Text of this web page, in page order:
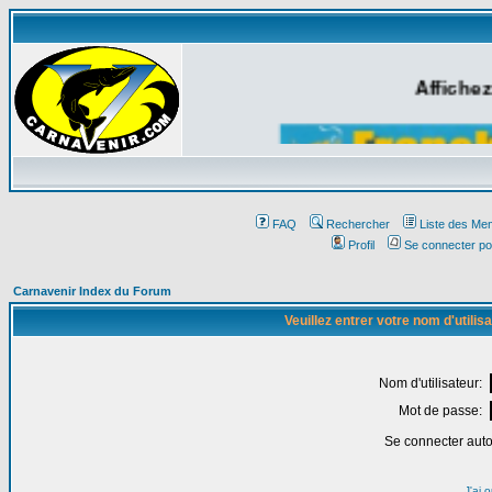
FAQ Rechercher
Liste des
Profil
Se connecter
Carnavenir Index du Forum
Veuillez entrer votre nom
Nom d'utilisateur:
Mot de passe:
Se connecter